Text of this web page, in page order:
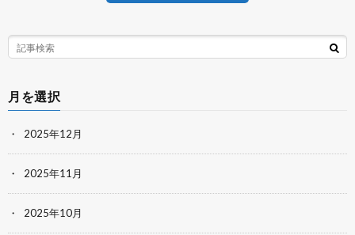
月を選択
2025年12月
2025年11月
2025年10月